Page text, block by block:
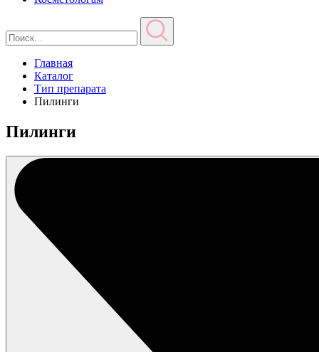
Главная
Каталог
Тип препарата
Пилинги
Пилинги